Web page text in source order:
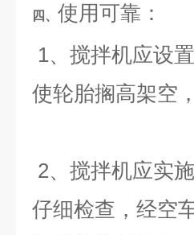
四、 使用可靠：
1、搅拌机应设
使轮胎搁高架空
2、搅拌机应实
仔细检查，经空